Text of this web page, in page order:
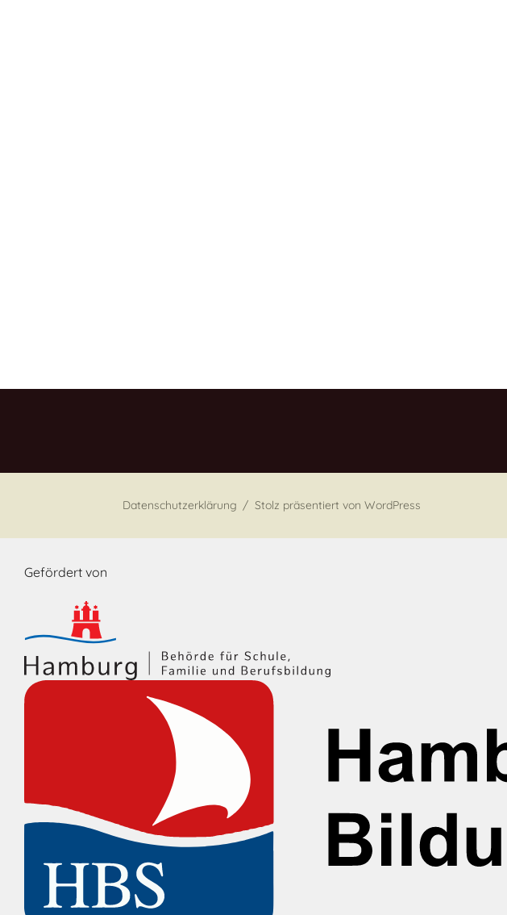
Datenschutzerklärung Stolz präsentiert von WordPress
Gefördert von